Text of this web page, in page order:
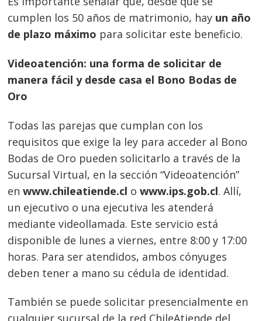
cumplen los 50 años de matrimonio, hay un año
de plazo máximo para solicitar este beneficio.
Videoatención: una forma de solicitar de
manera fácil y desde casa el Bono Bodas de
Oro
Todas las parejas que cumplan con los
requisitos que exige la ley para acceder al Bono
Bodas de Oro pueden solicitarlo a través de la
Sucursal Virtual, en la sección “Videoatención”
enwww.chileatiende.cl owww.ips.gob.cl. Allí,
un ejecutivo o una ejecutiva les atenderá
mediante videollamada. Este servicio está
disponible de lunes a viernes, entre 8:00 y 17:00
horas. Para ser atendidos, ambos cónyuges
deben tener a mano su cédula de identidad.
También se puede solicitar presencialmente en
Navegación
de
entradas